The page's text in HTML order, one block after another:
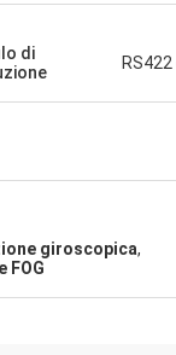
di
giroscopica,
FOG